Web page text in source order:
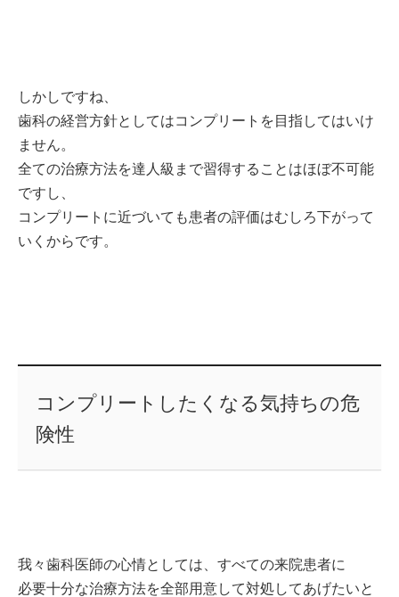
しかしですね、
歯科の経営方針としてはコンプリートを目指してはいけ
ません。
全ての治療方法を達人級まで習得することはほぼ不可能
ですし、
コンプリートに近づいても患者の評価はむしろ下がって
いくからです。
コンプリートしたくなる気持ちの危
険性
我々歯科医師の心情としては、すべての来院患者に
必要十分な治療方法を全部用意して対処してあげたいと